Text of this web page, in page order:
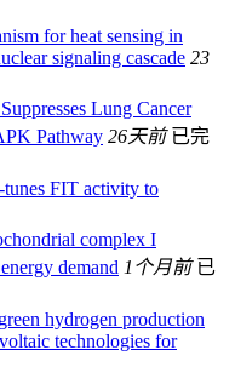
for heat sensing in
signaling cascade 23
Lung Cancer
Pathway 26天前 已完
FIT activity to
complex I
demand 1个月前 已
hydrogen production
technologies for